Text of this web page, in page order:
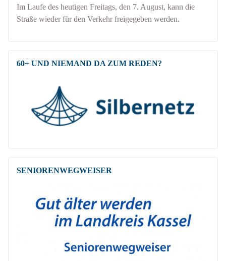
Im Laufe des heutigen Freitags, den 7. August, kann die
Straße wieder für den Verkehr freigegeben werden.
60+ UND NIEMAND DA ZUM REDEN?
SENIOREN­WEG­WEISER